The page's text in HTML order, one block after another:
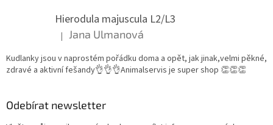
Hierodula majuscula L2/L3
Hodnocení produktu je 5 z 5 hvězdiček.
| Jana Ulmanová
Kudlanky jsou v naprostém pořádku doma a opět, jak jinak,velmi pěkné,
zdravé a aktivní fešandy👌👌👌Animalservis je super shop 👏👏👏
Odebírat newsletter